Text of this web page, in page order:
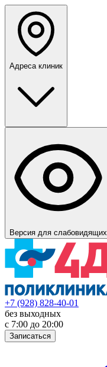
Адреса клиник
Версия для слабовидящих
+7 (928) 828-40-01
без выходных
с 7:00 до 20:00
Записаться